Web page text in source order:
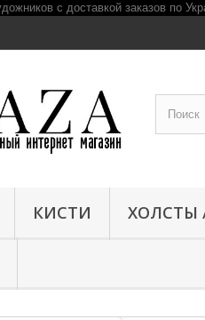
КИСТИ ХОЛСТЫ